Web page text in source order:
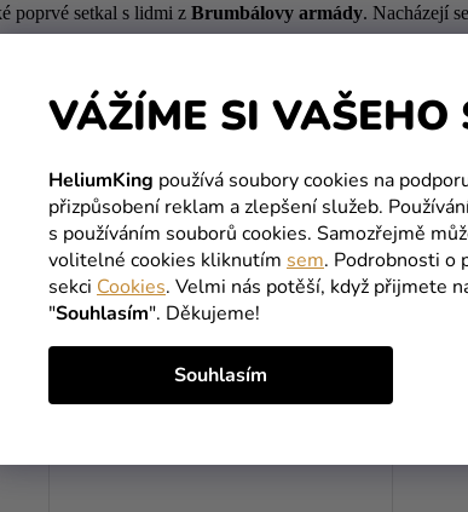
VÁŽÍME SI VAŠEHO
HeliumKing používá soubory cookies na
přizpůsobení reklam a zlepšení služeb.
s používáním souborů cookies. Samozřejmě
volitelné cookies kliknutím sem. Podrobnosti o
sekci Cookies. Velmi nás potěší, když přijmete
"Souhlasím". Děkujeme!
Souhlasím
poprvé setkal s lidmi z Brumbálovy armády. Nacházejí
MOHLO BY